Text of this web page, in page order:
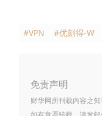
#VPN #优刻得-W
免责声明
财华网所刊载内容之